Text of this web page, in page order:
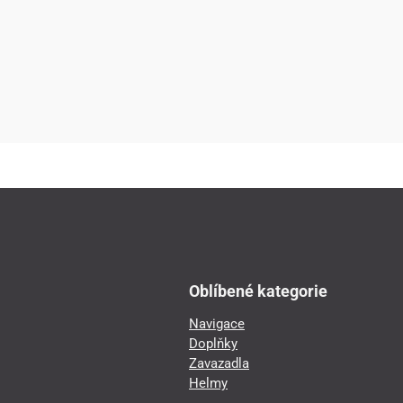
Oblíbené kategorie
Navigace
Doplňky
Zavazadla
Helmy